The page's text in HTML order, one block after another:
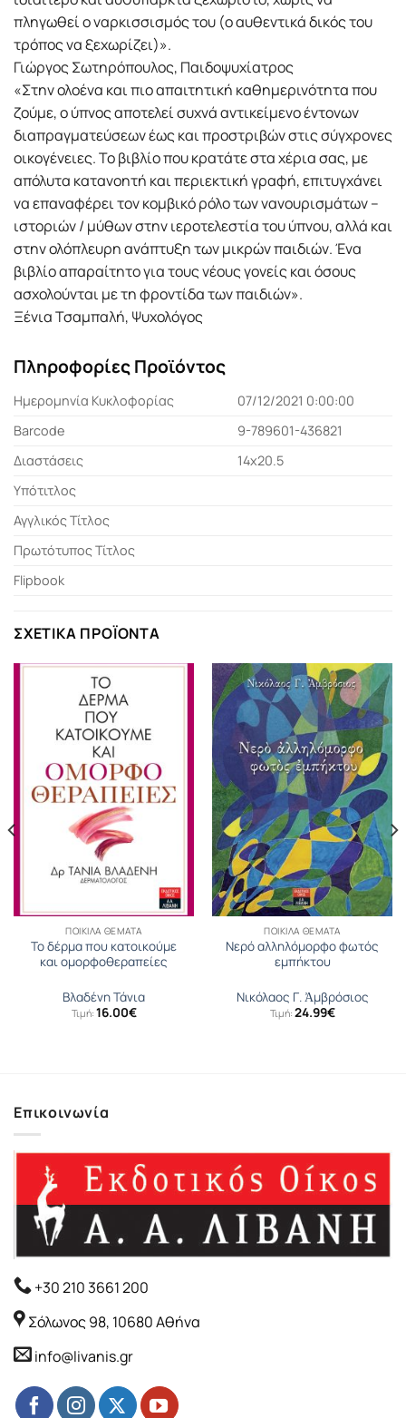
πληγωθεί ο ναρκισσισµός του (ο αυθεντικά δικός του
τρόπος να ξεχωρίζει)».
Γιώργος Σωτηρόπουλος, Παιδοψυχίατρος
«Στην ολοένα και πιο απαιτητική καθηµερινότητα που
ζούµε, ο ύπνος αποτελεί συχνά αντικείµενο έντονων
διαπραγµατεύσεων έως και προστριβών στις σύγχρονες
οικογένειες. Το βιβλίο που κρατάτε στα χέρια σας, µε
απόλυτα κατανοητή και περιεκτική γραφή, επιτυγχάνει
να επαναφέρει τον κοµβικό ρόλο των νανουρισµάτων –
ιστοριών / µύθων στην ιεροτελεστία του ύπνου, αλλά και
στην ολόπλευρη ανάπτυξη των µικρών παιδιών. Ένα
βιβλίο απαραίτητο για τους νέους γονείς και όσους
ασχολούνται µε τη φροντίδα των παιδιών».
Ξένια Τσαµπαλή, Ψυχολόγος
Πληροφορίες Προϊόντος
Ημερομηνία Κυκλοφορίας
07/12/2021 0:00:00
Barcode
9-789601-436821
Διαστάσεις
14x20.5
Υπότιτλος
Αγγλικός Τίτλος
Πρωτότυπος Τίτλος
Flipbook
ΣΧΕΤΙΚΆ ΠΡΟΪΌΝΤΑ
ΠΟΙΚΊΛΑ ΘΈΜΑΤΑ
Το δέρμα που κατοικούμε
και ομορφοθεραπείες
Βλαδένη Τάνια
Τιμή: 16.00€
ΠΟΙΚΊΛΑ ΘΈΜΑΤΑ
Νερό αλληλόμορφο φωτός
εμπήκτου
Νικόλαος Γ. Ἀμβρόσιος
Τιμή: 24.99€
Επικοινωνία
+30 210 3661 200
Σόλωνος 98, 10680 Αθήνα
info@livanis.gr